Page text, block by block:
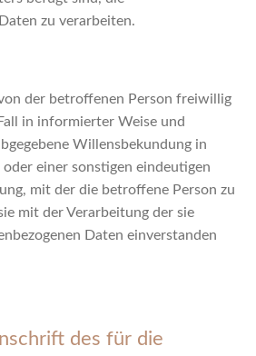
zu verarbeiten.
der betroffenen Person freiwillig
in informierter Weise und
Willensbekundung in
oder einer sonstigen eindeutigen
mit der die betroffene Person zu
mit der Verarbeitung der sie
Daten einverstanden
des für die